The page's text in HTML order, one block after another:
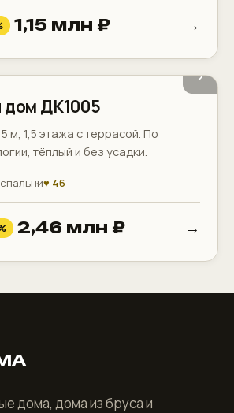
1,15 млн ₽ →
›
Терраса Балкон
дом ДК1005
м, 1,5 этажа с террасой. По
тёплый и без усадки.
♥ 46
2,46 млн ₽ →
дома, дома из бруса и